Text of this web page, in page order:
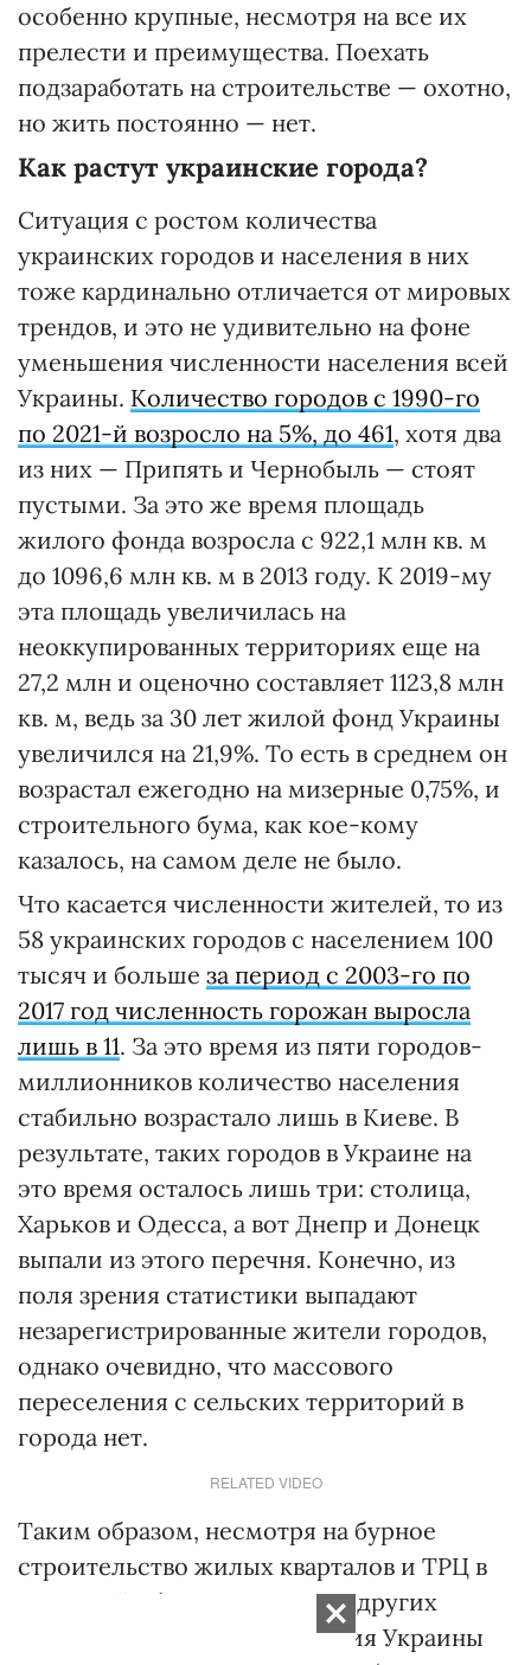
особенно крупные, несмотря на все их
прелести и преимущества. Поехать
подзаработать на строительстве — охотно,
но жить постоянно — нет.
Как растут украинские города?
Ситуация с ростом количества
украинских городов и населения в них
тоже кардинально отличается от мировых
трендов, и это не удивительно на фоне
уменьшения численности населения всей
Украины. Количество городов с 1990-го
по 2021-й возросло на 5%, до 461, хотя два
из них — Припять и Чернобыль — стоят
пустыми. За это же время площадь
жилого фонда возросла с 922,1 млн кв. м
до 1096,6 млн кв. м в 2013 году. К 2019-му
эта площадь увеличилась на
неоккупированных территориях еще на
27,2 млн и оценочно составляет 1123,8 млн
кв. м, ведь за 30 лет жилой фонд Украины
увеличился на 21,9%. То есть в среднем он
возрастал ежегодно на мизерные 0,75%, и
строительного бума, как кое-кому
казалось, на самом деле не было.
Что касается численности жителей, то из
58 украинских городов с населением 100
тысяч и больше за период с 2003-го по
2017 год численность горожан выросла
лишь в 11. За это время из пяти городов-
миллионников количество населения
стабильно возрастало лишь в Киеве. В
результате, таких городов в Украине на
это время осталось лишь три: столица,
Харьков и Одесса, а вот Днепр и Донецк
выпали из этого перечня. Конечно, из
поля зрения статистики выпадают
незарегистрированные жители городов,
однако очевидно, что массового
переселения с сельских территорий в
города нет.
RELATED VIDEO
Таким образом, несмотря на бурное
строительство жилых кварталов и ТРЦ в
Киевской области, Киеве и в других
больших городах, урбанизация Украины